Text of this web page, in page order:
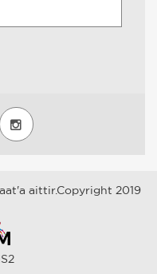
aittir.Copyright 2019